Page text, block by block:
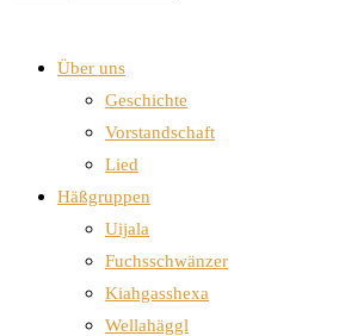
Über uns
Geschichte
Vorstandschaft
Lied
Häßgruppen
Uijala
Fuchsschwänzer
Kiahgasshexa
Wellahäggl